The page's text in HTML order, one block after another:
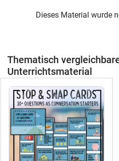
Dieses Material wurde
Thematisch
Unterrichtsmaterial